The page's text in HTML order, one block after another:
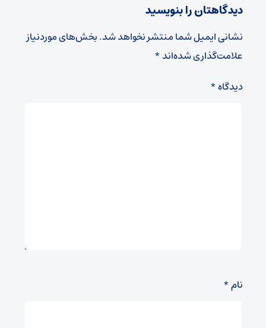
دیدگاهتان را بنویسید
نشانی ایمیل شما منتشر نخواهد شد.بخش‌های موردنیاز
علامت‌گذاری شده‌اند*
دیدگاه*
نام*